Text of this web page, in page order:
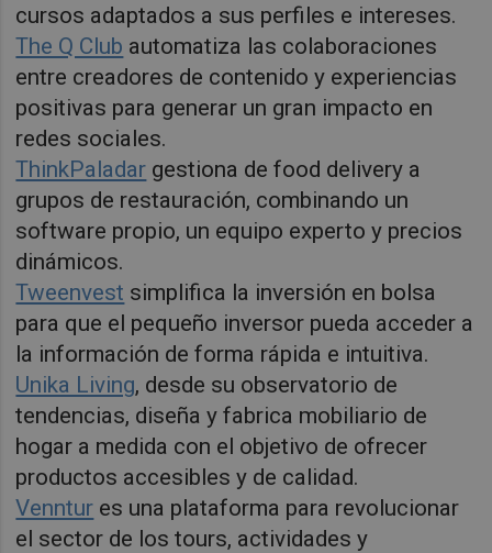
cursos adaptados a sus perfiles e intereses.
The Q Club automatiza las colaboraciones
entre creadores de contenido y experiencias
positivas para generar un gran impacto en
redes sociales.
ThinkPaladar gestiona de food delivery a
grupos de restauración, combinando un
software propio, un equipo experto y precios
dinámicos.
Tweenvest simplifica la inversión en bolsa
para que el pequeño inversor pueda acceder a
la información de forma rápida e intuitiva.
Unika Living, desde su observatorio de
tendencias, diseña y fabrica mobiliario de
hogar a medida con el objetivo de ofrecer
productos accesibles y de calidad.
Venntur es una plataforma para revolucionar
el sector de los tours, actividades y